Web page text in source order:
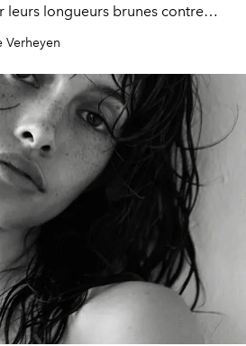
leurs longueurs brunes contre
encore faut-il posséder la
pour entretenir sa
jaunâtres. Focus sur 5
pour une chevelure blonde
Verheyen